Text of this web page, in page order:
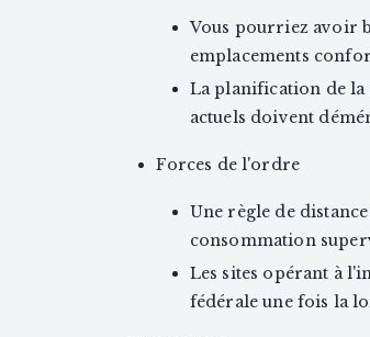
Vous pourriez avoir
emplacements
La planification de la
actuels doivent
Forces de l'ordre
Une règle de
consommation
Les sites opérant à
fédérale une fois la